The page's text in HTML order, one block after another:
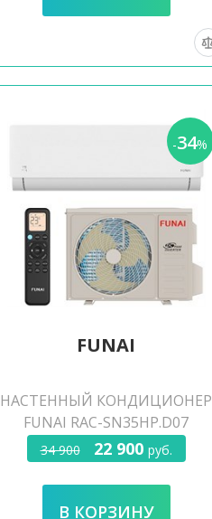
-34%
FUNAI
НАСТЕННЫЙ КОНДИЦИОНЕР
FUNAI RAC-SN35HP.D07
34 900 22 900 руб.